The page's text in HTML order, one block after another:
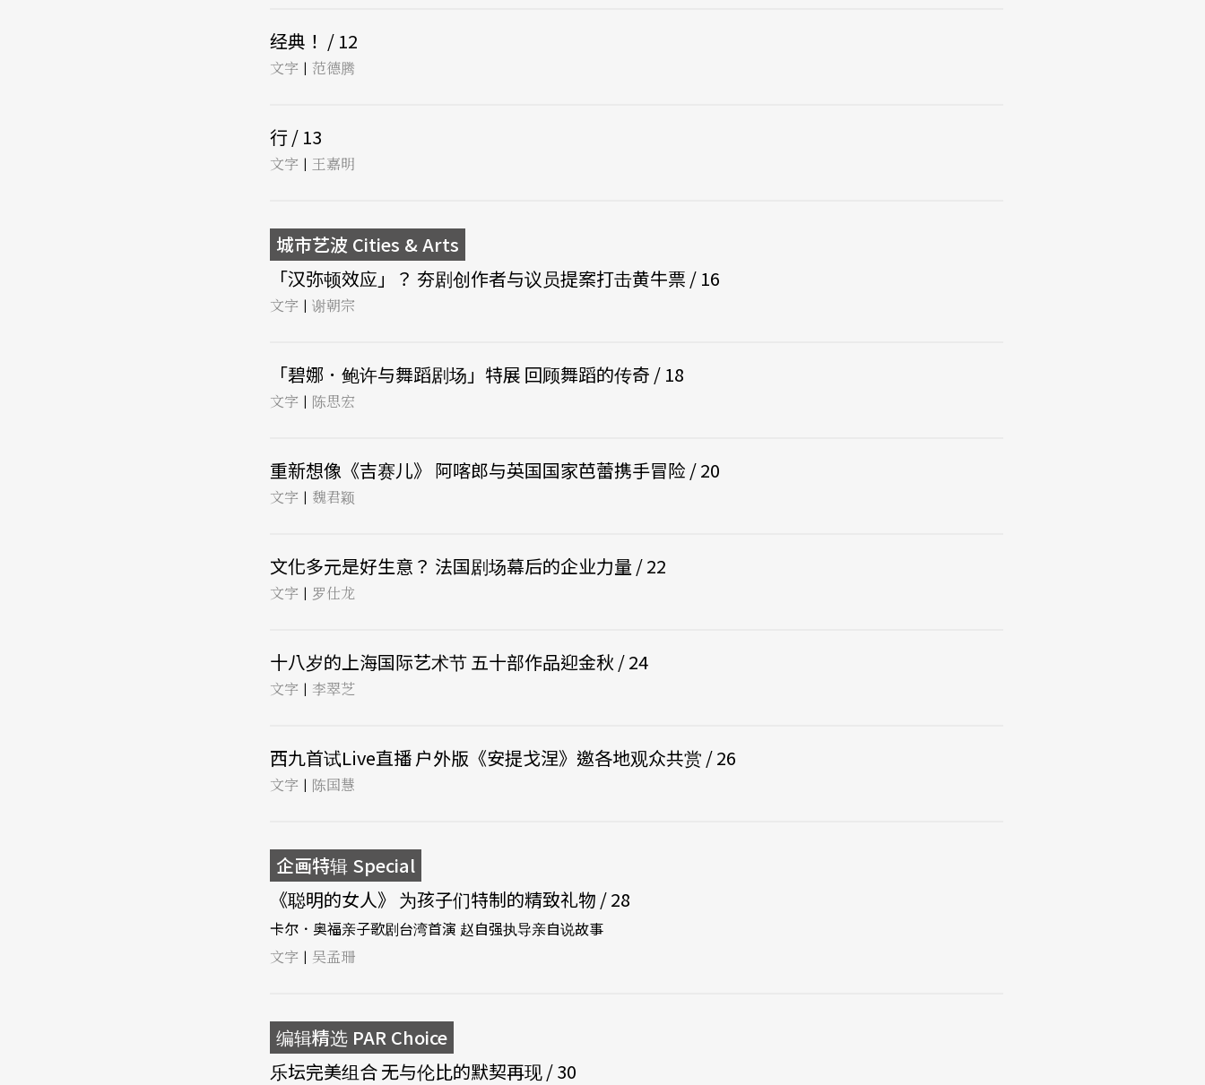
经典！ / 12
文字 | 范德腾
行 / 13
文字 | 王嘉明
城市艺波 Cities & Arts
「汉弥顿效应」？ 夯剧创作者与议员提案打击黄牛票 / 16
文字 | 谢朝宗
「碧娜．鲍许与舞蹈剧场」特展 回顾舞蹈的传奇 / 18
文字 | 陈思宏
重新想像《吉赛儿》 阿喀郎与英国国家芭蕾携手冒险 / 20
文字 | 魏君颖
文化多元是好生意？ 法国剧场幕后的企业力量 / 22
文字 | 罗仕龙
十八岁的上海国际艺术节 五十部作品迎金秋 / 24
文字 | 李翠芝
西九首试Live直播 户外版《安提戈涅》邀各地观众共赏 / 26
文字 | 陈国慧
企画特辑 Special
《聪明的女人》 为孩子们特制的精致礼物 / 28
卡尔．奥福亲子歌剧台湾首演 赵自强执导亲自说故事
文字 | 吴孟珊
编辑精选 PAR Choice
乐坛完美组合 无与伦比的默契再现 / 30